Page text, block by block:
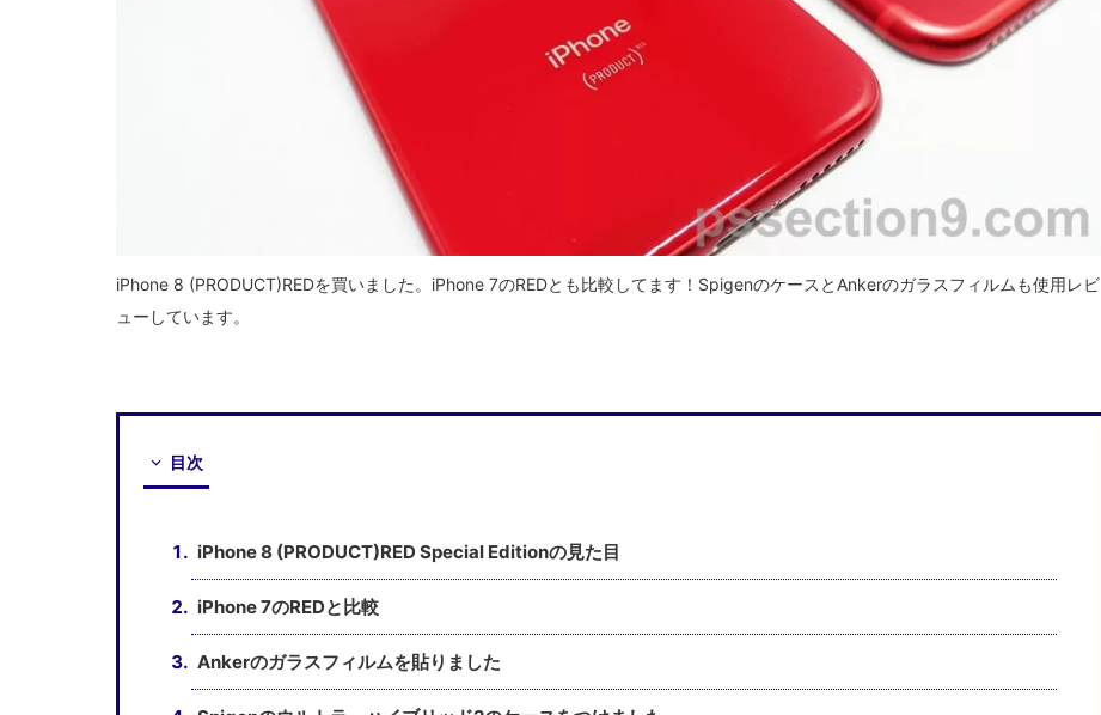
iPhone 8 (PRODUCT)REDを買いました。iPhone 7のREDとも比較してます！SpigenのケースとAnkerのガラスフィルムも使用レビ
ューしています。
目次
iPhone 8 (PRODUCT)RED Special Editionの見た目
iPhone 7のREDと比較
Ankerのガラスフィルムを貼りました